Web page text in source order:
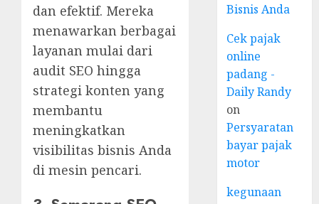
dan efektif. Mereka
menawarkan berbagai
layanan mulai dari
audit SEO hingga
strategi konten yang
membantu
meningkatkan
visibilitas bisnis Anda
di mesin pencari.
Bisnis Anda
Cek pajak
online
padang -
Daily Randy
on
Persyaratan
bayar pajak
motor
kegunaan